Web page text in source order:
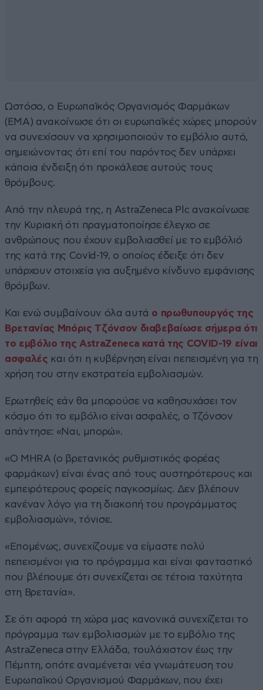
Ωστόσο, ο Ευρωπαϊκός Οργανισμός Φαρμάκων
(ΕΜΑ) ανακοίνωσε ότι οι ευρωπαϊκές χώρες μπορούν
να συνεχίσουν να χρησιμοποιούν το εμβόλιο αυτό,
σημειώνοντας ότι επί του παρόντος δεν υπάρχει
κάποια ένδειξη ότι προκάλεσε αυτούς τους
θρόμβους.
Από την πλευρά της, η AstraZeneca Plc ανακοίνωσε
την Κυριακή ότι πραγματοποίησε έλεγχο σε
ανθρώπους που έχουν εμβολιασθεί με το εμβόλιό
της κατά της Covid-19, ο οποίος έδειξε ότι δεν
υπάρχουν στοιχεία για αυξημένο κίνδυνο εμφάνισης
θρόμβων.
Και ενώ συμβαίνουν όλα αυτά ο πρωθυπουργός της
Βρετανίας Μπόρις Τζόνσον διαβεβαίωσε σήμερα ότι
το εμβόλιο της AstraZeneca κατά της COVID-19 είναι
ασφαλές και ότι η κυβέρνηση είναι πεπεισμένη για τη
χρήση του στην εκστρατεία εμβολιασμών.
Ερωτηθείς εάν θα μπορούσε να καθησυχάσει τον
κόσμο ότι το εμβόλιο είναι ασφαλές, ο Τζόνσον
απάντησε: «Ναι, μπορώ».
«Ο MHRA (ο βρετανικός ρυθμιστικός φορέας
φαρμάκων) είναι ένας από τους αυστηρότερους και
εμπειρότερους φορείς παγκοσμίως. Δεν βλέπουν
κανέναν λόγο για τη διακοπή του προγράμματος
εμβολιασμών», τόνισε.
«Επομένως, συνεχίζουμε να είμαστε πολύ
πεπεισμένοι για το πρόγραμμα και είναι φανταστικό
που βλέπουμε ότι συνεχίζεται σε τέτοια ταχύτητα
στη Βρετανία».
Σε ότι αφορά τη χώρα μας κανονικά συνεχίζεται το
πρόγραμμα των εμβολιασμών με το εμβόλιο της
AstraZeneca στην Ελλάδα, τουλάχιστον έως την
Πέμπτη, οπότε αναμένεται νέα γνωμάτευση του
Ευρωπαϊκού Οργανισμού Φαρμάκων, που έχει